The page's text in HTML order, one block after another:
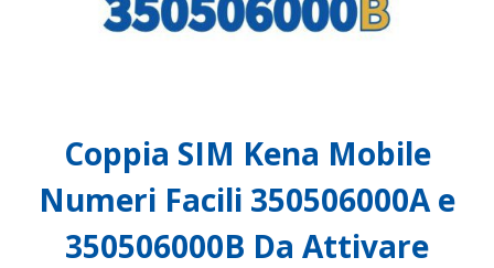
Coppia SIM Kena Mobile
Numeri Facili 350506000A e
350506000B Da Attivare